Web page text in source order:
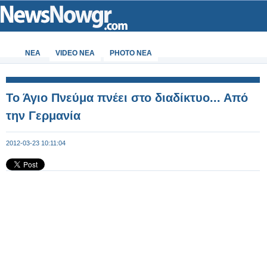
ΝΕΑ VIDEO NEA PHOTO NEA
Το Άγιο Πνεύμα πνέει στο διαδίκτυο... Από
την Γερμανία
2012-03-23 10:11:04